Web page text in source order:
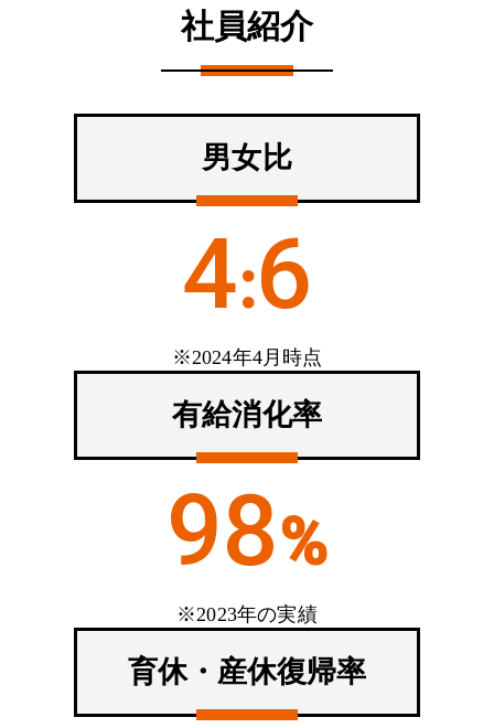
HARADAの営業は、
ココが楽しい！
お客様の企業課題やご要望に応じたユニフォームのご
ご提案したユニフォームをお客様が着用している姿を
HARADAの営業はコミュニケーション能力はもちろ
Y.F（東京勤務）
HARADAのデザイナー
は、
ココが楽しい！
HARADAのデザイナーは、グラフィックデザインが
を解決できることがとても楽しいです。
ユニフォームの他、企業ブランディングに関わるロゴ
デザイン、記念品やノベルティ、広告チラシなどのデ
HARADAのパタンナー
ココが楽しい！
パタンナーに限った話ではないですが、HARADAで
めに、一丸となって動ける集団であることです。
お客様との意見交換もしやすく、良い事も改善しなけ
達成感を感じます。
S.K （東京勤務）
HARADAの生産管理は、
ココが楽しい！
ォームにも安全性や機能性を求められます。
その中で、デザイナーやパタンナーと試行錯誤をし、
し込めることがこの仕事の醍醐味だと思っています。
ユニフォームは追加生産があるため、現場の声をもと
に改善を繰り返します。
社員紹介
男女比
4:6
※2024年4月時点
有給消化率
98%
※2023年の実績
育休・産休復帰率